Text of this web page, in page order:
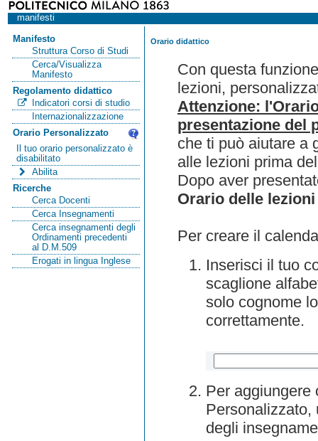
manifesti
Manifesto
Struttura Corso di Studi
Cerca/Visualizza
Manifesto
Regolamento didattico
Indicatori corsi di studio
Internazionalizzazione
Orario Personalizzato
Il tuo orario personalizzato è
disabilitato
Abilita
Ricerche
Cerca Docenti
Cerca Insegnamenti
Cerca insegnamenti degli
Ordinamenti precedenti
al D.M.509
Erogati in lingua Inglese
Orario didattico
Con questa
lezioni,
Attenzione:
presentazione del
che ti può aiutare a
alle lezioni prima
Dopo aver
Orario delle lezioni
Per creare il
Inserisci il tuo
scaglione
solo cognome
correttamente.
Per aggiungere
Personalizzato,
degli